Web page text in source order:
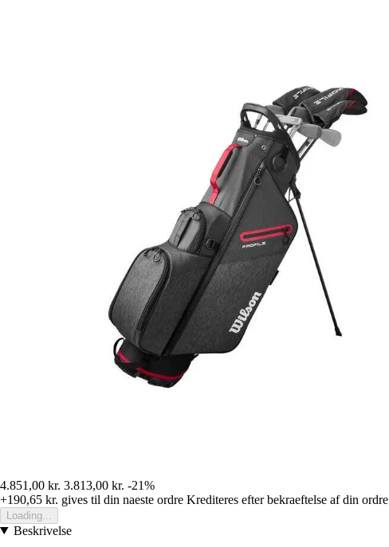
4.851,00 kr. 3.813,00 kr. -21%
+190,65 kr. gives til din naeste ordre Krediteres efter bekraeftelse af din ordre
Loading...
Beskrivelse